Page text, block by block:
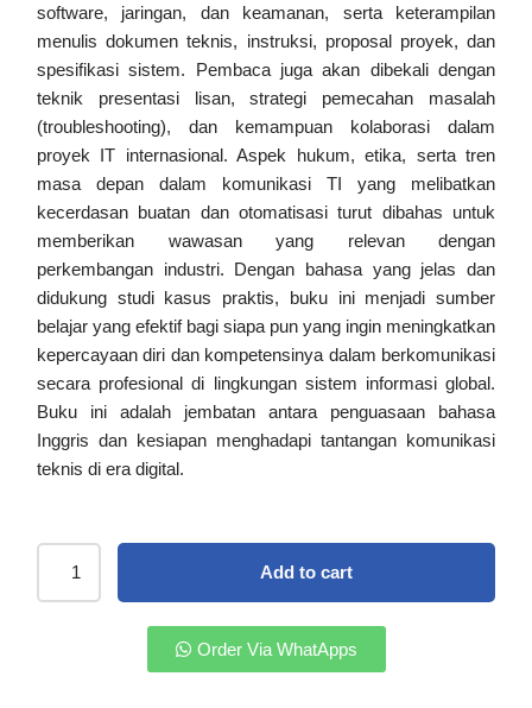
software, jaringan, dan keamanan, serta keterampilan
menulis dokumen teknis, instruksi, proposal proyek, dan
spesifikasi sistem. Pembaca juga akan dibekali dengan
teknik presentasi lisan, strategi pemecahan masalah
(troubleshooting), dan kemampuan kolaborasi dalam
proyek IT internasional. Aspek hukum, etika, serta tren
masa depan dalam komunikasi TI yang melibatkan
kecerdasan buatan dan otomatisasi turut dibahas untuk
memberikan wawasan yang relevan dengan
perkembangan industri. Dengan bahasa yang jelas dan
didukung studi kasus praktis, buku ini menjadi sumber
belajar yang efektif bagi siapa pun yang ingin meningkatkan
kepercayaan diri dan kompetensinya dalam berkomunikasi
secara profesional di lingkungan sistem informasi global.
Buku ini adalah jembatan antara penguasaan bahasa
Inggris dan kesiapan menghadapi tantangan komunikasi
teknis di era digital.
Add to cart
Order Via WhatApps